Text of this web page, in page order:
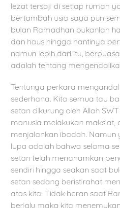
lezat tersaji di setiap rumah
bertambah usia saya pun
bulan Ramadhan bukanlah
dan haus hingga nantinya
namun lebih dari itu,
adalah tentang
Tentunya perkara
sederhana. Kita semua tau
setan dikurung oleh Allah
manusia melakukan
menjalankan ibadah.
lupa adalah bahwa selama
setan telah menanamkan
sendiri hingga seakan saat
setan sedang beristirahat
atas kita. Tidak heran saat
berlalu maka kita